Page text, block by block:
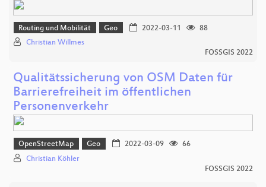
Routing und Mobilität Geo 2022-03-11
88
Christian Willmes
FOSSGIS 2022
Qualitätssicherung von OSM Daten für
Barrierefreiheit im öffentlichen
Personenverkehr
OpenStreetMap Geo 2022-03-09
66
Christian Köhler
FOSSGIS 2022